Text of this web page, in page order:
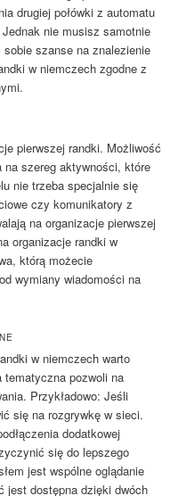
drugiej połówki z automatu
nie musisz samotnie
szanse na znalezienie
w niemczech zgodne z
pierwszej randki. Możliwość
na szereg aktywności, które
nie trzeba specjalnie się
czy komunikatory z
na organizacje pierwszej
organizacje randki w
którą możecie
wymiany wiadomości na
w niemczech warto
tematyczna pozwoli na
Przykładowo: Jeśli
się na rozgrywkę w sieci.
dodatkowej
się do lepszego
jest wspólne oglądanie
jest dostępna dzięki dwóch